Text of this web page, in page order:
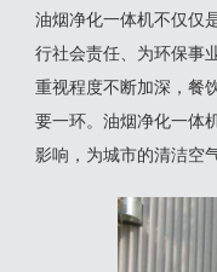
油烟净化一体机不仅仅
行社会责任、为环保事
重视程度不断加深，餐
要一环。油烟净化一体
影响，为城市的清洁空